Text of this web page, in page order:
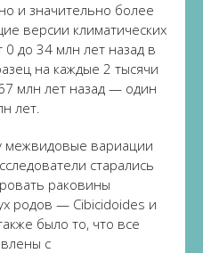
и значительно более
версии климатических
0 до 34 млн лет назад в
на каждые 2 тысячи
млн лет назад — один
лет.
межвидовые вариации
старались
раковины
родов — Cibicidoides и
было то, что все
с